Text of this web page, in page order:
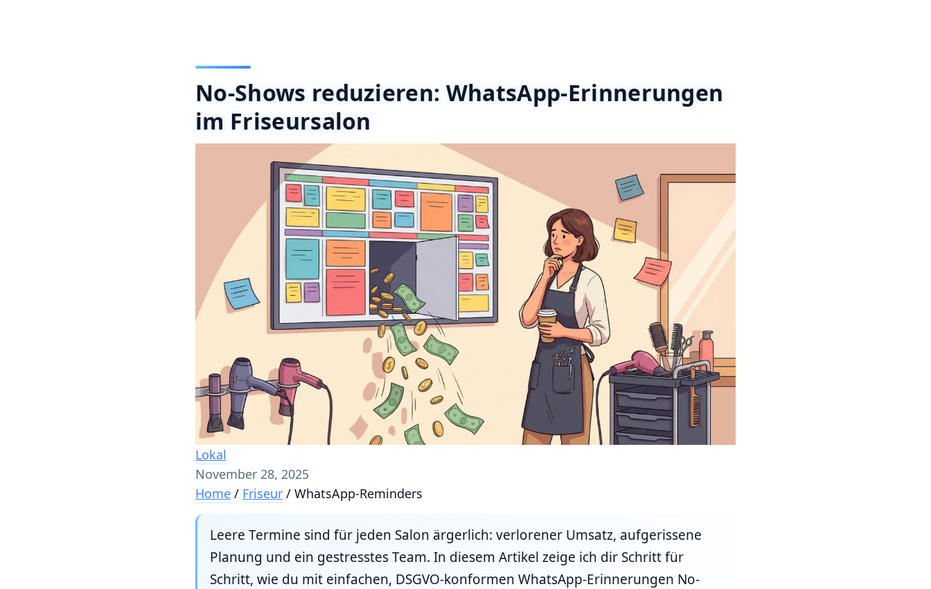
No-Shows reduzieren: WhatsApp-Erinnerungen
im Friseursalon
Lokal
November 28, 2025
Home / Friseur / WhatsApp-Reminders
Leere Termine sind für jeden Salon ärgerlich: verlorener Umsatz, aufgerissene
Planung und ein gestresstes Team. In diesem Artikel zeige ich dir Schritt für
Schritt, wie du mit einfachen, DSGVO-konformen WhatsApp-Erinnerungen No-